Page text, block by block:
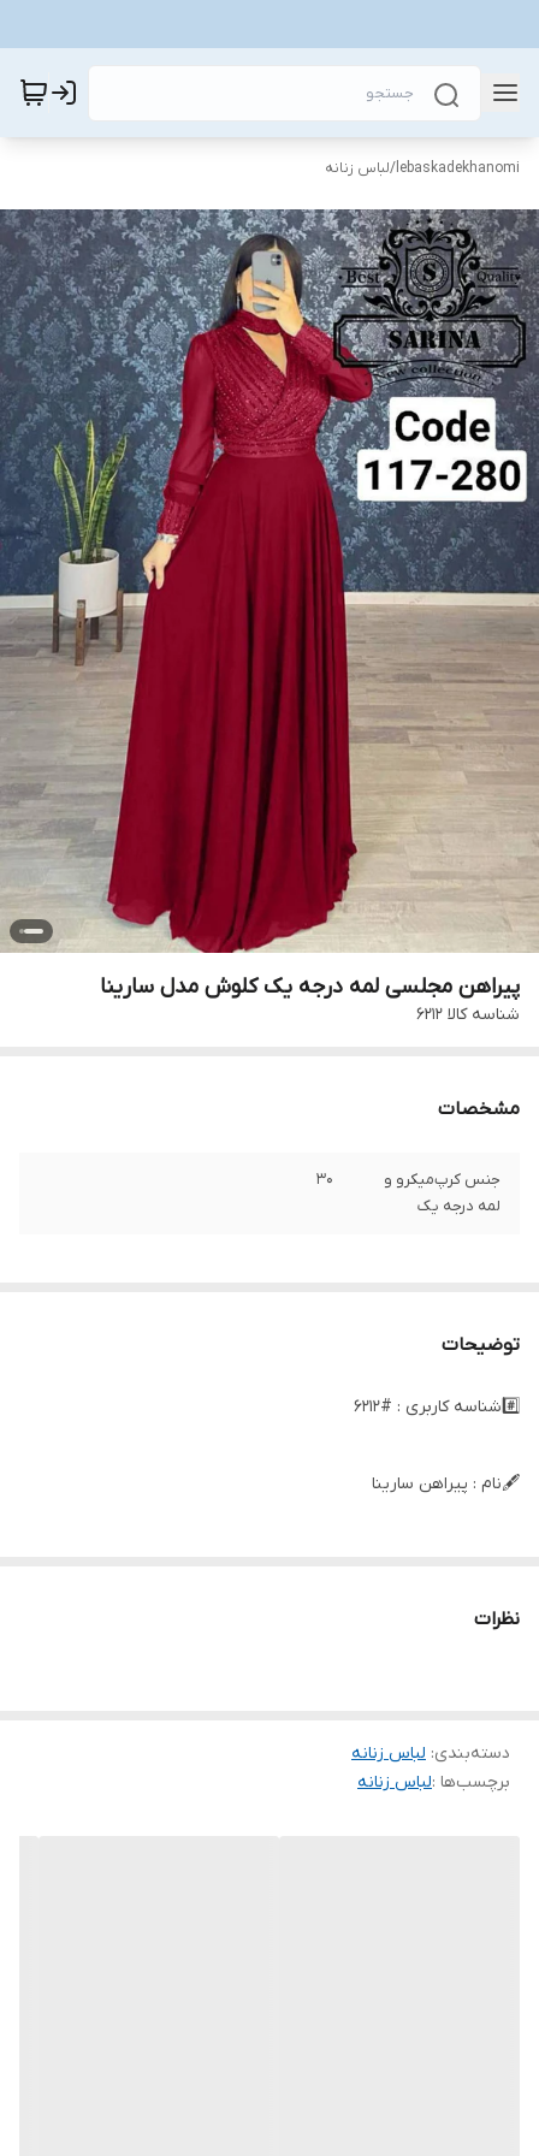
lebaskadekhanomi
/لباس زنانه
پیراهن مجلسی لمه درجه یک کلوش مدل سارینا
شناسه کالا ۶۲۱۲
مشخصات
جنس کرپ‌میکرو و
لمه درجه یک
۳۰
توضیحات
#️⃣شناسه کاربری : #6212
🖋نام : پیراهن سارینا
نظرات
دسته‌بندی: لباس زنانه
برچسب‌ها :لباس زنانه